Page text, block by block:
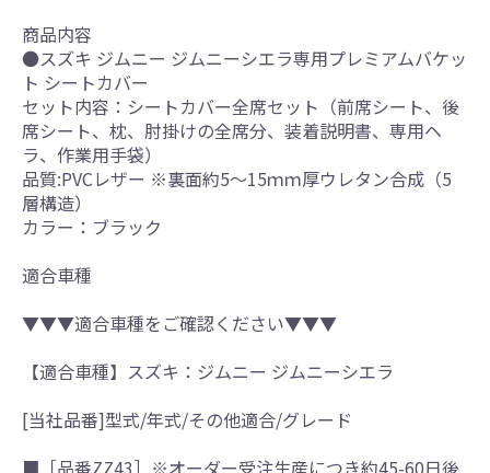
商品内容
●スズキ ジムニー ジムニーシエラ専用プレミアムバケッ
ト シートカバー
セット内容：シートカバー全席セット（前席シート、後
席シート、枕、肘掛けの全席分、装着説明書、専用ヘ
ラ、作業用手袋）
品質:PVCレザー ※裏面約5～15ｍｍ厚ウレタン合成（5
層構造）
カラー：ブラック
適合車種
▼▼▼適合車種をご確認ください▼▼▼
【適合車種】スズキ：ジムニー ジムニーシエラ
[当社品番]型式/年式/その他適合/グレード
■［品番ZZ43］※オーダー受注生産につき約45-60日後